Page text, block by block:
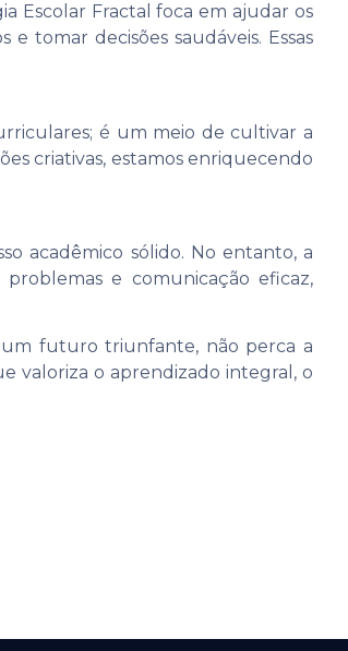
Escolar Fractal foca em ajudar os
tomar decisões saudáveis. Essas
é um meio de cultivar a
criativas, estamos enriquecendo
acadêmico sólido. No entanto, a
e comunicação eficaz,
um futuro triunfante, não perca a
valoriza o aprendizado integral, o